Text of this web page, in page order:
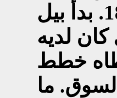
اختراعه في عام 1876. بدأ بيل
والذي كان لديه
خطط
ما